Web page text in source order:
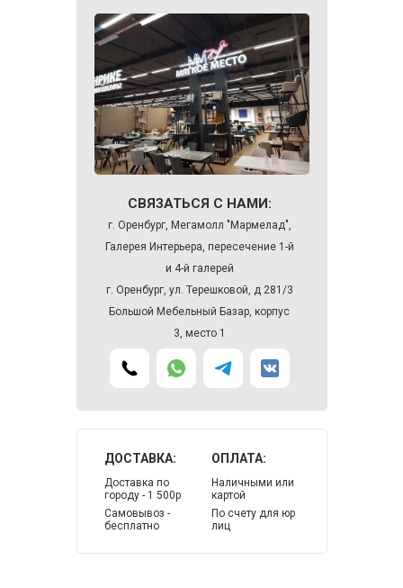
СВЯЗАТЬСЯ С НАМИ:
г. Оренбург, Мегамолл "Мармелад",
Галерея Интерьера, пересечение 1-й
и 4-й галерей
г. Оренбург, ул. Терешковой, д 281/3
Большой Мебельный Базар, корпус
3, место 1
ДОСТАВКА:
Доставка по
городу - 1 500р
Самовывоз -
бесплатно
ОПЛАТА:
Наличными или
картой
По счету для юр
лиц